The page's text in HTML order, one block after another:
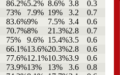
86.2%5.2% 8.6% 3.8
0.3
73% 7.9% 19% 3.2
0.7
83.6%9% 7.5% 3.4
0.6
70.7%8% 21.3%2.8
0.7
75% 9.6% 15.4%3.5
0.6
66.1%13.6%20.3%2.8
0.6
77.6%12.1%10.3%3.9
0.6
73.9%13% 13% 3.6
0.8